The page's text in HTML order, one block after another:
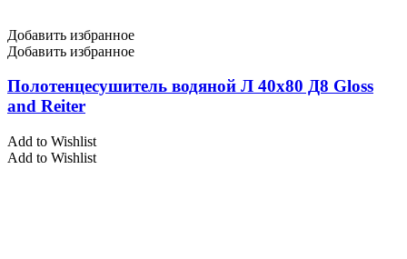
Добавить избранное
Добавить избранное
Полотенцесушитель водяной Л 40х80 Д8 Gloss
and Reiter
Add to Wishlist
Add to Wishlist